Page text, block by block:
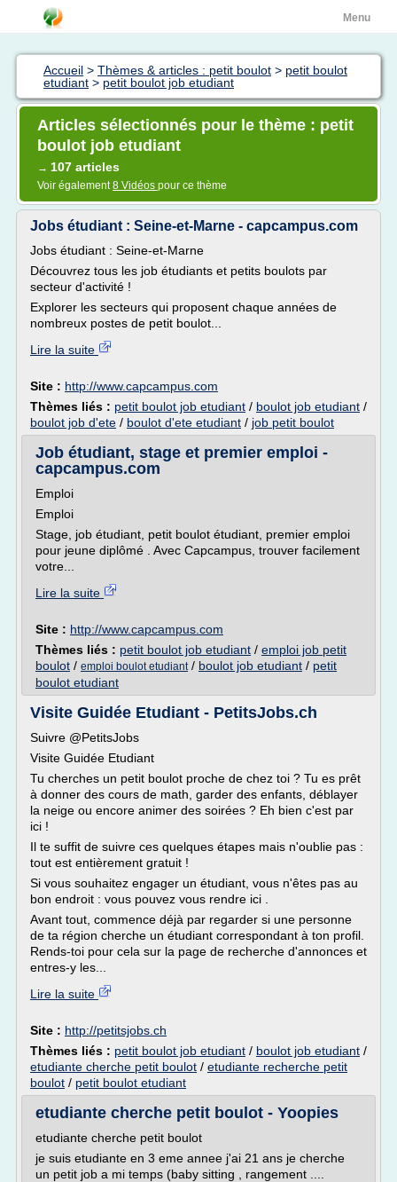
Menu
Accueil > Thèmes & articles : petit boulot > petit boulot
etudiant > petit boulot job etudiant
Articles sélectionnés pour le thème : petit
boulot job etudiant
→ 107 articles
Voir également8 Vidéos pour ce thème
Jobs étudiant : Seine-et-Marne - capcampus.com
Jobs étudiant : Seine-et-Marne
Découvrez tous les job étudiants et petits boulots par
secteur d'activité !
Explorer les secteurs qui proposent chaque années de
nombreux postes de petit boulot...
Lire la suite
Site : http://www.capcampus.com
Thèmes liés : petit boulot job etudiant / boulot job etudiant /
boulot job d'ete / boulot d'ete etudiant / job petit boulot
Job étudiant, stage et premier emploi -
capcampus.com
Emploi
Emploi
Stage, job étudiant, petit boulot étudiant, premier emploi
pour jeune diplômé . Avec Capcampus, trouver facilement
votre...
Lire la suite
Site : http://www.capcampus.com
Thèmes liés : petit boulot job etudiant / emploi job petit
boulot / emploi boulot etudiant/ boulot job etudiant / petit
boulot etudiant
Visite Guidée Etudiant - PetitsJobs.ch
Suivre @PetitsJobs
Visite Guidée Etudiant
Tu cherches un petit boulot proche de chez toi ? Tu es prêt
à donner des cours de math, garder des enfants, déblayer
la neige ou encore animer des soirées ? Eh bien c'est par
ici !
Il te suffit de suivre ces quelques étapes mais n'oublie pas :
tout est entièrement gratuit !
Si vous souhaitez engager un étudiant, vous n'êtes pas au
bon endroit : vous pouvez vous rendre ici .
Avant tout, commence déjà par regarder si une personne
de ta région cherche un étudiant correspondant à ton profil.
Rends-toi pour cela sur la page de recherche d'annonces et
entres-y les...
Lire la suite
Site : http://petitsjobs.ch
Thèmes liés : petit boulot job etudiant / boulot job etudiant /
etudiante cherche petit boulot / etudiante recherche petit
boulot / petit boulot etudiant
etudiante cherche petit boulot - Yoopies
etudiante cherche petit boulot
je suis etudiante en 3 eme annee j'ai 21 ans je cherche
un petit job a mi temps (baby sitting , rangement ....